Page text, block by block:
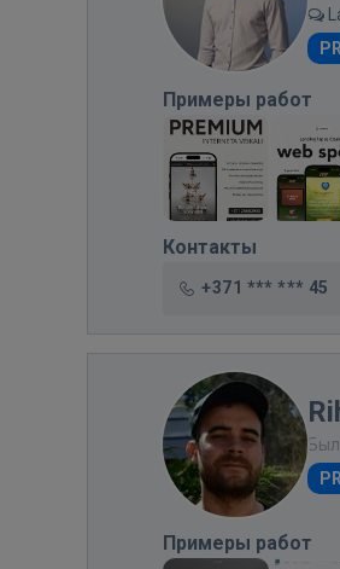
Примеры работ
Контакты
+371 *** *** 45
Примеры работ